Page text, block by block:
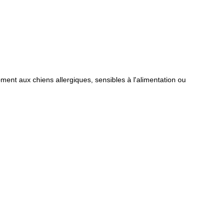
aux chiens allergiques, sensibles à l'alimentation ou